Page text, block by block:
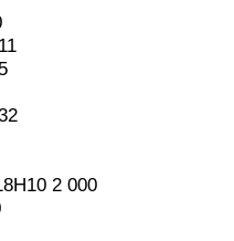
2 000